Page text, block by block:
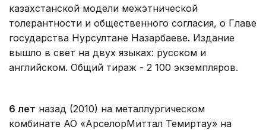
казахстанской модели межэтнической
толерантности и общественного согласия, о Главе
государства Нурсултане Назарбаеве. Издание
вышло в свет на двух языках: русском и
английском. Общий тираж - 2 100 экземпляров.
6 лет назад (2010) на металлургическом
комбинате АО «АрселорМиттал Темиртау» на